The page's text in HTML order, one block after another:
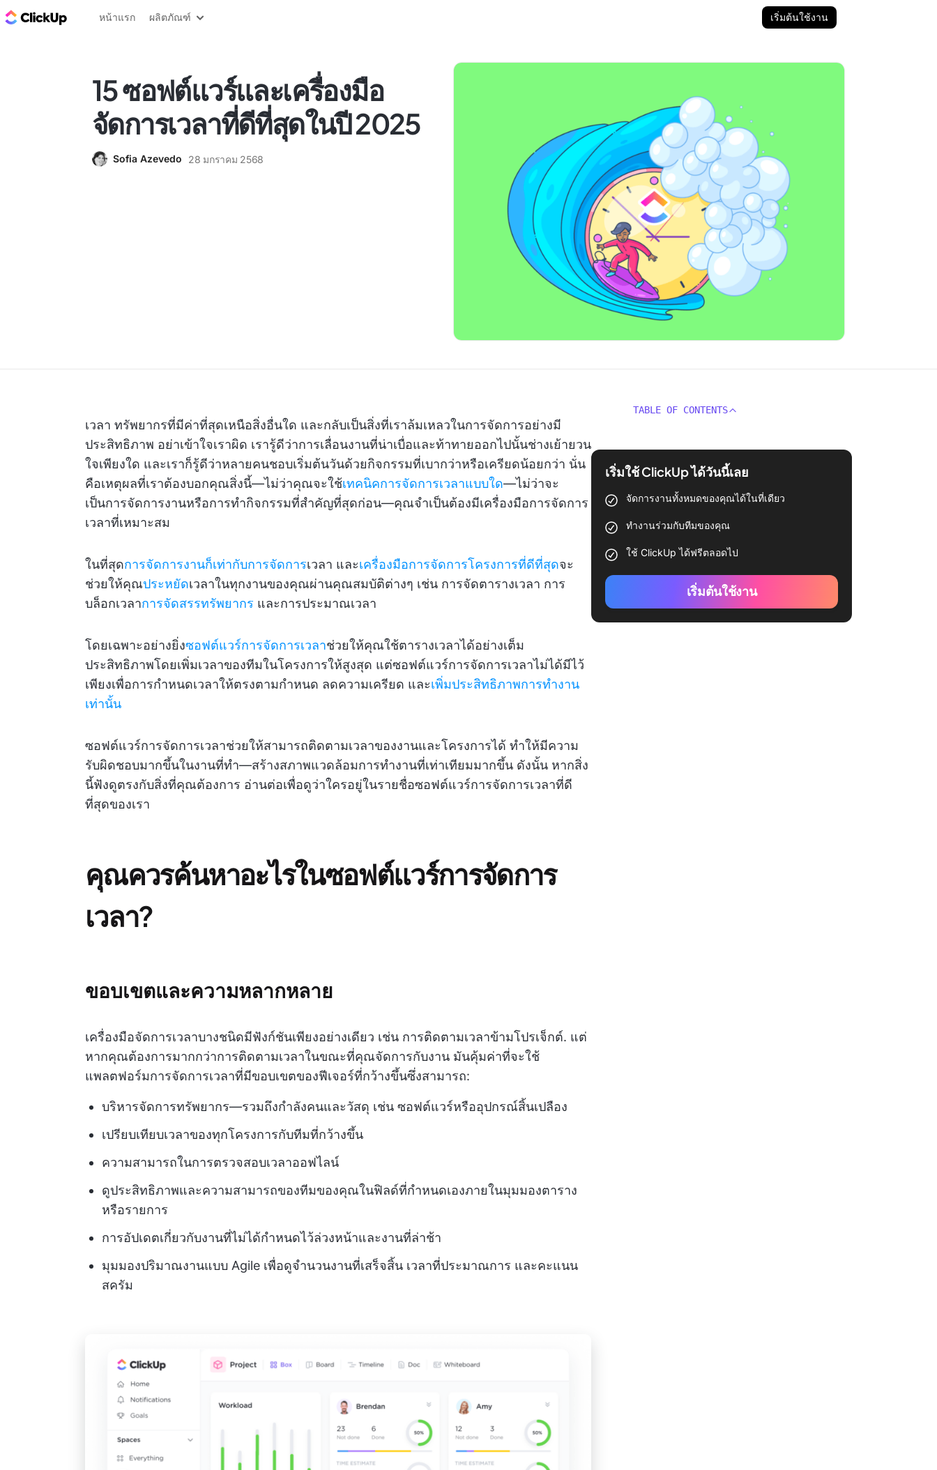
บล็อก ClickUp
หน้าแรก ผลิตภัณฑ์ เริ่มต้นใช้งาน
15 ซอฟต์แวร์และเครื่องมือ
จัดการเวลาที่ดีที่สุดในปี 2025
Sofia Azevedo 28 มกราคม 2568
เวลา ทรัพยากรที่มีค่าที่สุดเหนือสิ่งอื่นใด และกลับเป็นสิ่งที่เราล้มเหลวในการจัดการอย่างมี
ประสิทธิภาพ อย่าเข้าใจเราผิด เรารู้ดีว่าการเลื่อนงานที่น่าเบื่อและท้าทายออกไปนั้นช่างเย้ายวน
ใจเพียงใด และเราก็รู้ดีว่าหลายคนชอบเริ่มต้นวันด้วยกิจกรรมที่เบากว่าหรือเครียดน้อยกว่า นั่น
คือเหตุผลที่เราต้องบอกคุณสิ่งนี้—ไม่ว่าคุณจะใช้เทคนิคการจัดการเวลาแบบใด—ไม่ว่าจะ
เป็นการจัดการงานหรือการทำกิจกรรมที่สำคัญที่สุดก่อน—คุณจำเป็นต้องมีเครื่องมือการจัดการ
เวลาที่เหมาะสม
ในที่สุดการจัดการงานก็เท่ากับการจัดการเวลา และเครื่องมือการจัดการโครงการที่ดีที่สุดจะ
ช่วยให้คุณประหยัดเวลาในทุกงานของคุณผ่านคุณสมบัติต่างๆ เช่น การจัดตารางเวลา การ
บล็อกเวลาการจัดสรรทรัพยากร และการประมาณเวลา
โดยเฉพาะอย่างยิ่งซอฟต์แวร์การจัดการเวลาช่วยให้คุณใช้ตารางเวลาได้อย่างเต็ม
ประสิทธิภาพโดยเพิ่มเวลาของทีมในโครงการให้สูงสุด แต่ซอฟต์แวร์การจัดการเวลาไม่ได้มีไว้
เพียงเพื่อการกำหนดเวลาให้ตรงตามกำหนด ลดความเครียด และเพิ่มประสิทธิภาพการทำงาน
เท่านั้น
ซอฟต์แวร์การจัดการเวลาช่วยให้สามารถติดตามเวลาของงานและโครงการได้ ทำให้มีความ
รับผิดชอบมากขึ้นในงานที่ทำ—สร้างสภาพแวดล้อมการทำงานที่เท่าเทียมมากขึ้น ดังนั้น หากสิ่ง
นี้ฟังดูตรงกับสิ่งที่คุณต้องการ อ่านต่อเพื่อดูว่าใครอยู่ในรายชื่อซอฟต์แวร์การจัดการเวลาที่ดี
ที่สุดของเรา
คุณควรค้นหาอะไรในซอฟต์แวร์การจัดการ
เวลา?
ขอบเขตและความหลากหลาย
เครื่องมือจัดการเวลาบางชนิดมีฟังก์ชันเพียงอย่างเดียว เช่น การติดตามเวลาข้ามโปรเจ็กต์. แต่
หากคุณต้องการมากกว่าการติดตามเวลาในขณะที่คุณจัดการกับงาน มันคุ้มค่าที่จะใช้
แพลตฟอร์มการจัดการเวลาที่มีขอบเขตของฟีเจอร์ที่กว้างขึ้นซึ่งสามารถ:
บริหารจัดการทรัพยากร—รวมถึงกำลังคนและวัสดุ เช่น ซอฟต์แวร์หรืออุปกรณ์สิ้นเปลือง
เปรียบเทียบเวลาของทุกโครงการกับทีมที่กว้างขึ้น
ความสามารถในการตรวจสอบเวลาออฟไลน์
ดูประสิทธิภาพและความสามารถของทีมของคุณในฟิลด์ที่กำหนดเองภายในมุมมองตาราง
หรือรายการ
การอัปเดตเกี่ยวกับงานที่ไม่ได้กำหนดไว้ล่วงหน้าและงานที่ล่าช้า
มุมมองปริมาณงานแบบ Agile เพื่อดูจำนวนงานที่เสร็จสิ้น เวลาที่ประมาณการ และคะแนน
สครัม
TABLE OF CONTENTS
เริ่มใช้ ClickUp ได้วันนี้เลย
จัดการงานทั้งหมดของคุณได้ในที่เดียว
ทำงานร่วมกับทีมของคุณ
ใช้ ClickUp ได้ฟรีตลอดไป
เริ่มต้นใช้งาน